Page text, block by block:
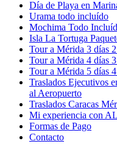
Día de Playa en
Urama todo incluído
Mochima Todo
Isla La Tortuga
Tour a Mérida 3 días
Tour a Mérida 4 días
Tour a Mérida 5 días
Traslados Ejecutivos
al Aeropuerto
Traslados Caracas
Mi experiencia con
Formas de Pago
Contacto